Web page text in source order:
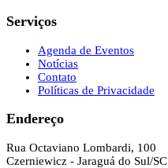
Serviços
Agenda de Eventos
Notícias
Contato
Políticas de Privacidade
Endereço
Rua Octaviano Lombardi, 100
Czerniewicz - Jaraguá do Sul/SC